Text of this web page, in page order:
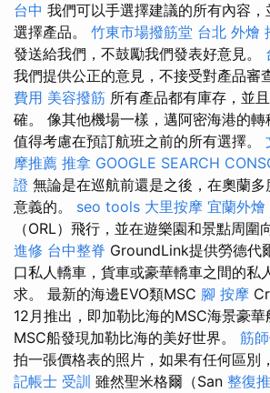
台中 我們可以手選擇建議的所有內容
選擇產品。 竹東市場撥筋堂 台北 外燴
發送給我們，不鼓勵我們發表好意見。
我們提供公正的意見，不接受對產品審
費用 美容撥筋 所有產品都有庫存，並
確。 像其他機場一樣，邁阿密海港的
值得考慮在預訂航班之前的所有選擇。
摩推薦 推拿 GOOGLE SEARCH
證 無論是在巡航前還是之後，在奧蘭
意義的。 seo tools 大里按摩 宜蘭外燴
（ORL）飛行，並在遊樂園和景點周圍
進修 台中整脊 GroundLink提供勞德代
口私人轎車，貨車或豪華轎車之間的私
求。 最新的海邊EVO類MSC 腳 按摩
12月推出，即加勒比海的MSC海景豪華
MSC船發現加勒比海的美好世界。 筋
拍一張價格表的照片，如果有任何區別
記帳士 受訓 雖然聖米格爾（San 整復